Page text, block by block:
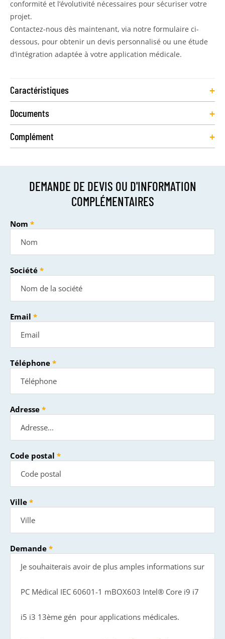
conformité et l’évolutivité nécessaires pour sécuriser votre
projet.
Contactez-nous dès maintenant, via notre formulaire ci-
dessous, pour obtenir un devis personnalisé ou une étude
d’intégration adaptée à votre application médicale.
Caractéristiques +
Documents +
Complément +
DEMANDE DE DEVIS OU D'INFORMATION
COMPLÉMENTAIRES
Nom
Société
Email
Téléphone
Adresse
Code postal
Ville
Demande